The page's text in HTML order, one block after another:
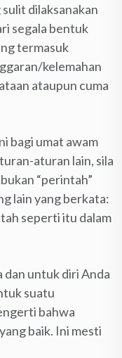
dilaksanakan
segala bentuk
termasuk
kelemahan
ataupun cuma
bagi umat awam
aturan lain, sila
“perintah”
lain yang berkata:
seperti itu dalam
untuk diri Anda
suatu
bahwa
baik. Ini mesti